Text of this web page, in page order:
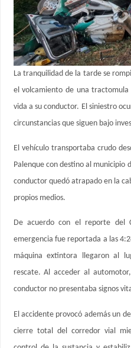
La tranquilidad de la tarde se
el volcamiento de una
vida a su conductor. El siniestro
circunstancias que siguen bajo
El vehículo transportaba crudo
Palenque con destino al municipio
conductor quedó atrapado en la
propios medios.
De acuerdo con el reporte del
emergencia fue reportada a las
máquina extintora llegaron al
rescate. Al acceder al
conductor no presentaba signos
El accidente provocó además un
cierre total del corredor vial